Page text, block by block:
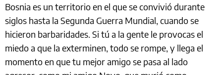
Bosnia es un territorio en el que se convivió durante
siglos hasta la Segunda Guerra Mundial, cuando se
hicieron barbaridades. Si tú a la gente le provocas el
miedo a que la exterminen, todo se rompe, y llega el
momento en que tu mejor amigo se pasa al lado